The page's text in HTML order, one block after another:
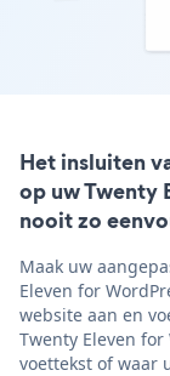
Het insluiten
op uw Twenty
nooit zo
Maak uw
Eleven for
website aan en
Twenty Eleven
voettekst of waar